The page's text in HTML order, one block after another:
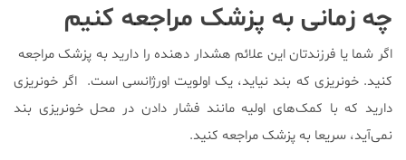
چه زمانی به پزشک مراجعه کنیم
اگر شما یا فرزندتان این علائم هشدار دهنده را دارید به پزشک مراجعه
کنید. خونریزی که بند نیاید، یک اولویت اورژانسی است. اگر خونریزی
دارید که با کمک‌های اولیه مانند فشار دادن در محل خونریزی بند
نمی‌آید، سریعا به پزشک مراجعه کنید.